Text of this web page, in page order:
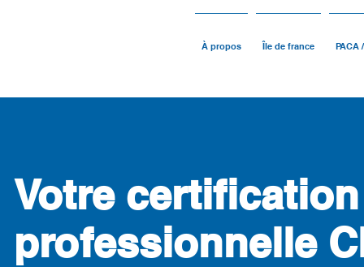
À propos Île de france PACA
Votre certification
professionnelle